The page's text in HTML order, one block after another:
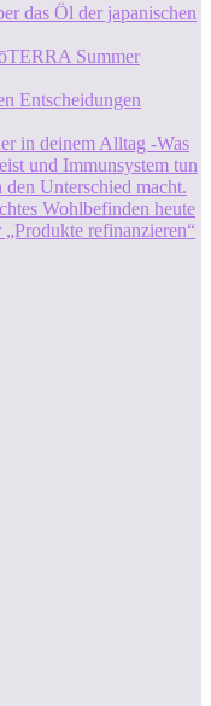
das Öl der japanischen
Summer
Entscheidungen
in deinem Alltag -Was
und Immunsystem tun
Unterschied macht.
Wohlbefinden heute
refinanzieren“